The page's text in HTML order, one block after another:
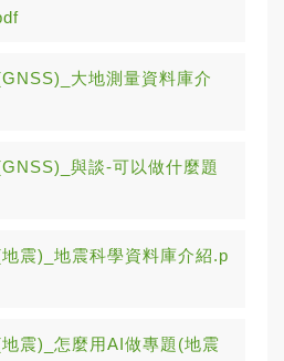
大地測量資料庫介
與談-可以做什麼題
震)_地震科學資料庫介紹.p
震)_怎麼用AI做專題(地震